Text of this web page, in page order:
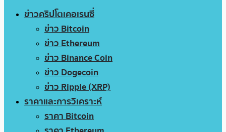
ข่าวคริปโตเคอเรนซี่
ข่าว Bitcoin
ข่าว Ethereum
ข่าว Binance Coin
ข่าว Dogecoin
ข่าว Ripple (XRP)
ราคาและการวิเคราะห์
ราคา Bitcoin